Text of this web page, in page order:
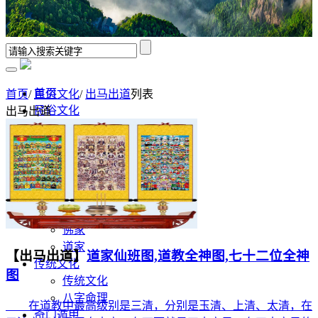
首页
民俗文化
出马出道
表文
修行领悟
香谱解析
风水学
佛道文化
佛家
道家
传统文化
传统文化
八字命理
奇门遁甲
首页/民俗文化/ 出马出道列表
出马出道
【出马出道】道家仙班图,道教全神图,七十二位全神
图
在道教中最高级别是三清，分别是玉清、上清、太清，在